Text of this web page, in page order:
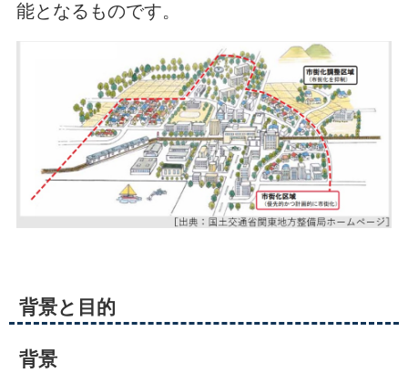
能となるものです。
背景と目的
背景